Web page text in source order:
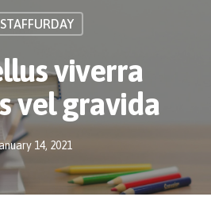
viverra
vel gravida
14, 2021